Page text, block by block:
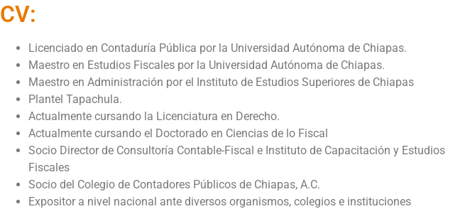
CV:
Licenciado en Contaduría Pública por la Universidad Autónoma de Chiapas.
Maestro en Estudios Fiscales por la Universidad Autónoma de Chiapas.
Maestro en Administración por el Instituto de Estudios Superiores de Chiapas
Plantel Tapachula.
Actualmente cursando la Licenciatura en Derecho.
Actualmente cursando el Doctorado en Ciencias de lo Fiscal
Socio Director de Consultoría Contable-Fiscal e Instituto de Capacitación y Estudios
Fiscales
Socio del Colegio de Contadores Públicos de Chiapas, A.C.
Expositor a nivel nacional ante diversos organismos, colegios e instituciones